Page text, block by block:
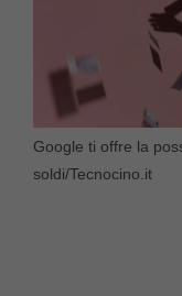
Google ti offre la
soldi/Tecnocino.it